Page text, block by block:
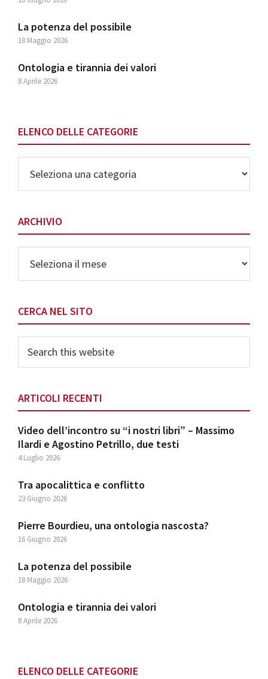
La potenza del possibile
18 Maggio 2026
Ontologia e tirannia dei valori
8 Aprile 2026
ELENCO DELLE CATEGORIE
delle
Categorie
ARCHIVIO
CERCA NEL SITO
this
ARTICOLI RECENTI
Video dell’incontro su “i nostri libri” – Massimo
Ilardi e Agostino Petrillo, due testi
4 Luglio 2026
Tra apocalittica e conflitto
23 Giugno 2026
Pierre Bourdieu, una ontologia nascosta?
16 Giugno 2026
La potenza del possibile
18 Maggio 2026
Ontologia e tirannia dei valori
8 Aprile 2026
ELENCO DELLE CATEGORIE